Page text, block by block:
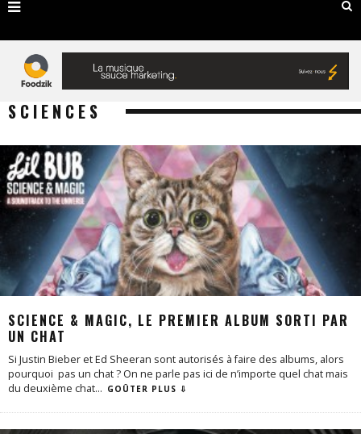
SCIENCES
SCIENCE & MAGIC, LE PREMIER ALBUM SORTI PAR
UN CHAT
Si Justin Bieber et Ed Sheeran sont autorisés à faire des albums, alors
pourquoi pas un chat ? On ne parle pas ici de n’importe quel chat mais
du deuxième chat... GOÛTER PLUS ⇩